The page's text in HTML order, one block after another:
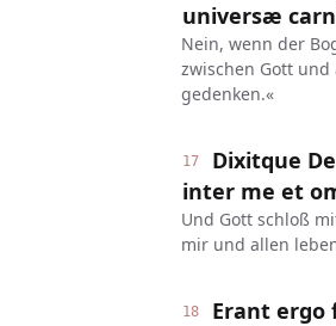
universæ
Nein, wenn der
zwischen Gott
gedenken.«
17
Dixitque
inter me et
Und Gott schloß
mir und allen
18
Erant ergo